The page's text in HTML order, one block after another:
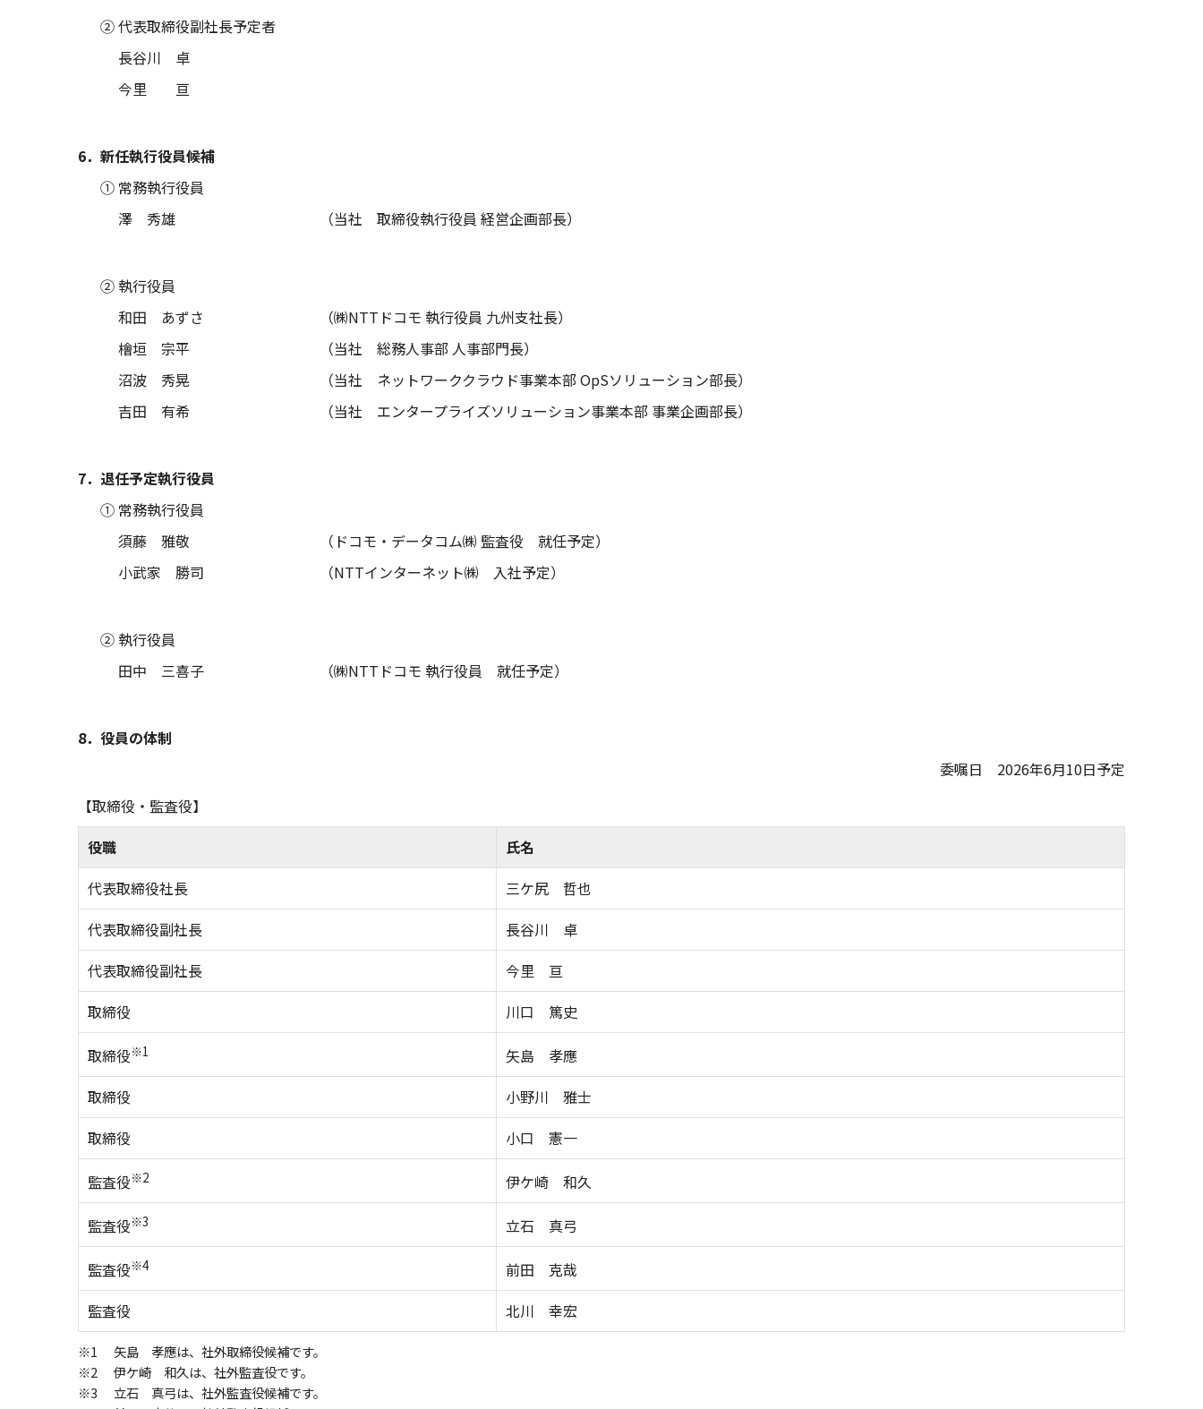
② 代表取締役副社長予定者
長谷川 卓
今里 亘
6．新任執行役員候補
① 常務執行役員
澤 秀雄
（当社 取締役執行役員 経営企画部長）
② 執行役員
和田 あずさ
（㈱NTTドコモ 執行役員 九州支社長）
檜垣 宗平
（当社 総務人事部 人事部門長）
沼波 秀晃
（当社 ネットワーククラウド事業本部 OpSソリューション部長）
吉田 有希
（当社 エンタープライズソリューション事業本部 事業企画部長）
7．退任予定執行役員
① 常務執行役員
須藤 雅敬
（ドコモ・データコム㈱ 監査役 就任予定）
小武家 勝司
（NTTインターネット㈱ 入社予定）
② 執行役員
田中 三喜子
（㈱NTTドコモ 執行役員 就任予定）
8．役員の体制
委嘱日 2026年6月10日予定
【取締役・監査役】
役職
氏名
代表取締役社長
三ケ尻 哲也
代表取締役副社長
長谷川 卓
代表取締役副社長
今里 亘
取締役
川口 篤史
取締役※1
矢島 孝應
取締役
小野川 雅士
取締役
小口 憲一
監査役※2 伊ケ崎 和久
監査役※3 立石 真弓
監査役※4
前田 克哉
監査役
北川 幸宏
※1
矢島 孝應は、社外取締役候補です。
※2
伊ケ崎 和久は、社外監査役です。
※3
立石 真弓は、社外監査役候補です。